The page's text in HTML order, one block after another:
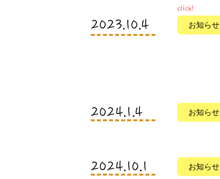
​2023.10.4
click!
お知らせ
​2024.1.4 お知らせ
​2024.10.1 お知らせ